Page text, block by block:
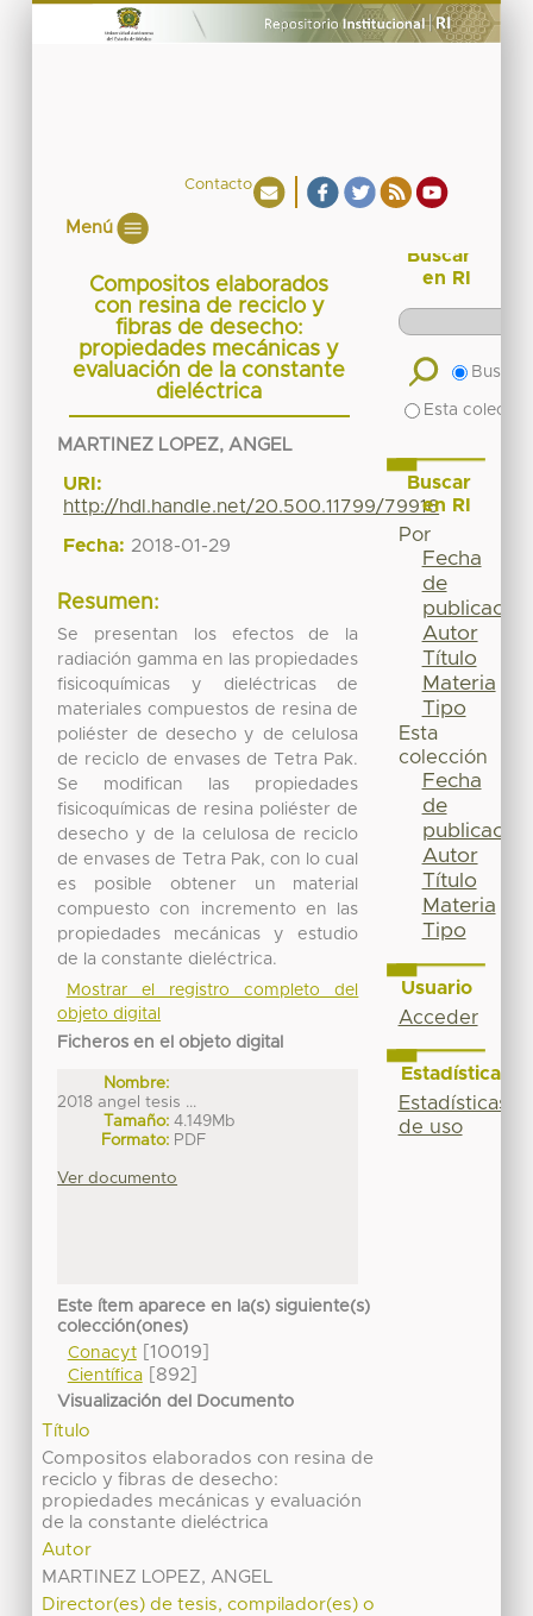
Contacto
Menú
Compositos elaborados
con resina de reciclo y
fibras de desecho:
propiedades mecánicas y
evaluación de la constante
dieléctrica
MARTINEZ LOPEZ, ANGEL
URI:
http://hdl.handle.net/20.500.11799/79916
Fecha: 2018-01-29
Resumen:
Se presentan los efectos de la
radiación gamma en las propiedades
fisicoquímicas y dieléctricas de
materiales compuestos de resina de
poliéster de desecho y de celulosa
de reciclo de envases de Tetra Pak.
Se modifican las propiedades
fisicoquímicas de resina poliéster de
desecho y de la celulosa de reciclo
de envases de Tetra Pak, con lo cual
es posible obtener un material
compuesto con incremento en las
propiedades mecánicas y estudio
de la constante dieléctrica.
Mostrar el registro completo del
objeto digital
Ficheros en el objeto digital
Nombre:
2018 angel tesis ...
Tamaño: 4.149Mb
Formato: PDF
Ver documento
Este ítem aparece en la(s) siguiente(s)
colección(ones)
Conacyt[10019]
Científica[892]
Visualización del Documento
Título
Compositos elaborados con resina de
reciclo y fibras de desecho:
propiedades mecánicas y evaluación
de la constante dieléctrica
Autor
MARTINEZ LOPEZ, ANGEL
Director(es) de tesis, compilador(es) o
Buscar
en RI
Buscar
Esta
Buscar
en RI
Por
Fecha
de
publicación
Autor
Título
Materia
Tipo
Esta
colección
Fecha
de
publicación
Autor
Título
Materia
Tipo
Usuario
Acceder
Estadísticas
Estadísticas
de uso